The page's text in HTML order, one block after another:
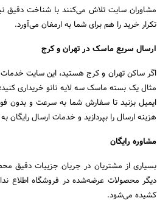
مشاوران سایت تلاش می‌کنند با شناخت دقیق
تکرار خرید را هم برای شما به ارمغان می‌آورد.
ارسال سریع ماسک در تهران و کرج
اگر ساکن تهران و کرج هستید، این سایت
ایمیل بزنید تا سفارش شما به سرعت و بدون
هزینه ارسال را بپردازید و خدمات ارسال
مشاوره رایگان
بسیاری از مشتریان در جریان جزییات دقیق
دیگر محصولات عرضه‌شده در فروشگاه اطلاع
کشیده می‌شود.